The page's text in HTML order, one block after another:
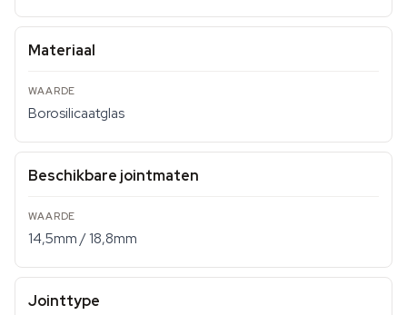
Materiaal
Borosilicaatglas
Beschikbare jointmaten
14,5mm / 18,8mm
Jointtype